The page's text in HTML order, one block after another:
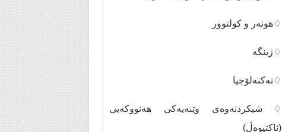
♢هونەر و کولتوور
♢ژینگە
♢تەکنەلۆجیا
♢شیکردنەوەی وێنەیەکی هەنووکەیی
(ئاکتیوەڵ)